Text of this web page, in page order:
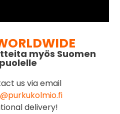
myös Suomen
us via email
delivery!